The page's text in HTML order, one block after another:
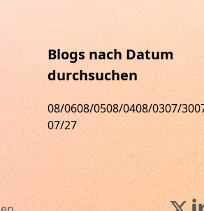
Blogs nach Datum
durchsuchen
08/0608/0508/0408/0307/30
07/27